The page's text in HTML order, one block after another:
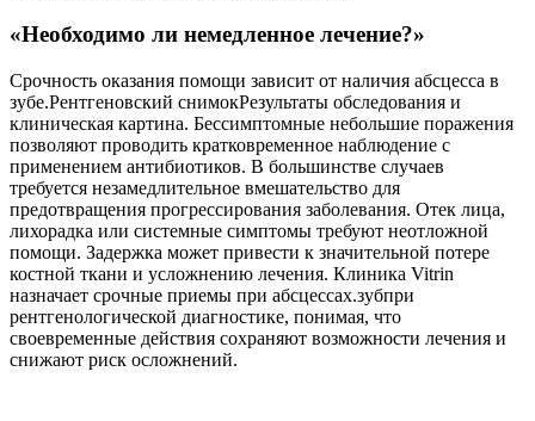
«Необходимо ли немедленное лечение?»
Срочность оказания помощи зависит от наличия абсцесса в
зубе.Рентгеновский снимокРезультаты обследования и
клиническая картина. Бессимптомные небольшие поражения
позволяют проводить кратковременное наблюдение с
применением антибиотиков. В большинстве случаев
требуется незамедлительное вмешательство для
предотвращения прогрессирования заболевания. Отек лица,
лихорадка или системные симптомы требуют неотложной
помощи. Задержка может привести к значительной потере
костной ткани и усложнению лечения. Клиника Vitrin
назначает срочные приемы при абсцессах.зубпри
рентгенологической диагностике, понимая, что
своевременные действия сохраняют возможности лечения и
снижают риск осложнений.